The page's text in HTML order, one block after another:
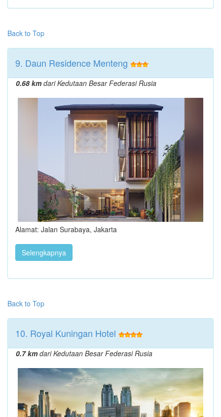
Back to Top
9. Daun Residence Menteng
0.68 kmdari Kedutaan Besar Federasi Rusia
Alamat: Jalan Surabaya, Jakarta
Selengkapnya
Back to Top
10. Royal Kuningan Hotel
0.7 kmdari Kedutaan Besar Federasi Rusia